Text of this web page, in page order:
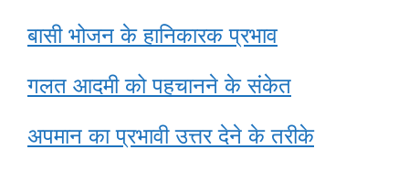
बासी भोजन के हानिकारक प्रभाव
गलत आदमी को पहचानने के संकेत
अपमान का प्रभावी उत्तर देने के तरीके